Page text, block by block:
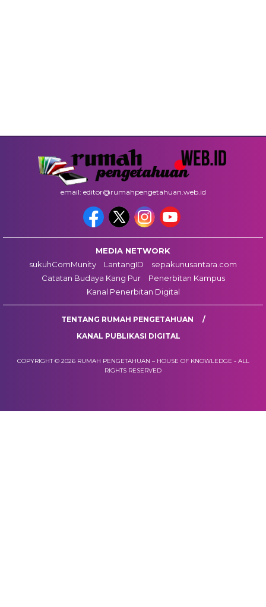
email: editor@rumahpengetahuan.web.id
MEDIA NETWORK
sukuhComMunity
LantangID
sepakunusantara.com
Catatan Budaya Kang Pur
Penerbitan Kampus
Kanal Penerbitan Digital
TENTANG RUMAH PENGETAHUAN
KANAL PUBLIKASI DIGITAL
COPYRIGHT © 2026 RUMAH PENGETAHUAN – HOUSE OF KNOWLEDGE - ALL
RIGHTS RESERVED